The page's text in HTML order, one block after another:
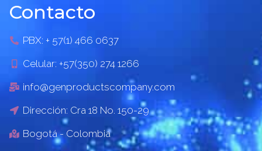
Contacto
PBX: + 57(1) 466 0637
Celular: +57(350) 274 1266
info@genproductscompany.com
Dirección: Cra 18 No. 150-29
Bogotá - Colombia